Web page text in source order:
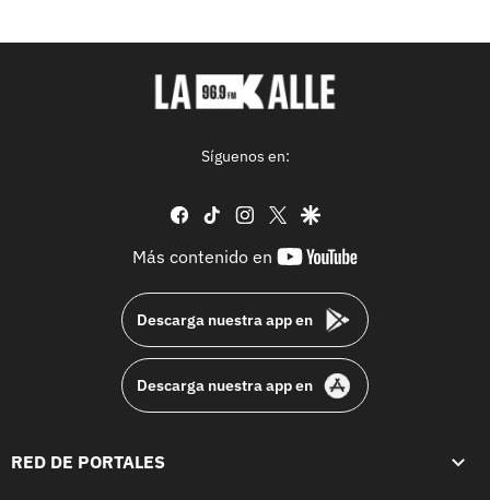
Síguenos en:
facebook
tiktok instagram
twittergoogle
Más contenido en
youtube-
Descarga nuestra app en
Descarga nuestra app en
RED DE PORTALES